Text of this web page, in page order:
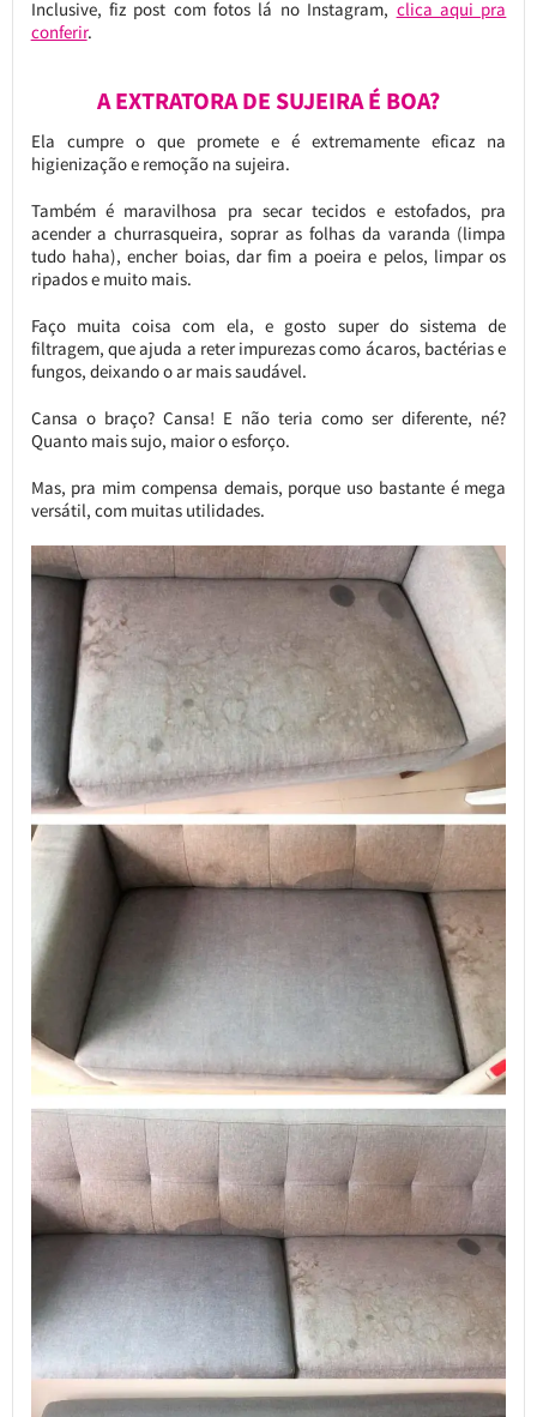
Inclusive, fiz post com fotos lá no Instagram, clica aqui pra
conferir.
A EXTRATORA DE SUJEIRA É BOA?
Ela cumpre o que promete e é extremamente eficaz na
higienização e remoção na sujeira.
Também é maravilhosa pra secar tecidos e estofados, pra
acender a churrasqueira, soprar as folhas da varanda (limpa
tudo haha), encher boias, dar fim a poeira e pelos, limpar os
ripados e muito mais.
Faço muita coisa com ela, e gosto super do sistema de
filtragem, que ajuda a reter impurezas como ácaros, bactérias e
fungos, deixando o ar mais saudável.
Cansa o braço? Cansa! E não teria como ser diferente, né?
Quanto mais sujo, maior o esforço.
Mas, pra mim compensa demais, porque uso bastante é mega
versátil, com muitas utilidades.